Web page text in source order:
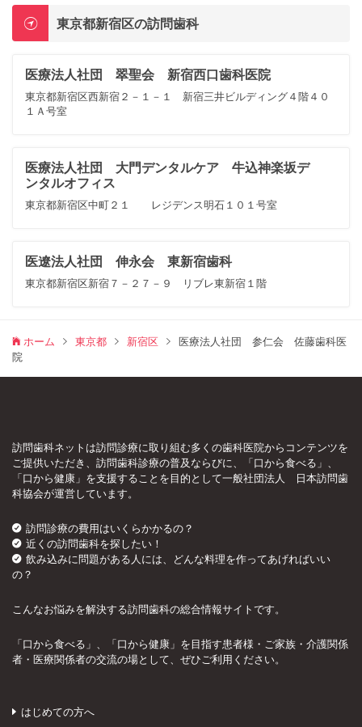
東京都新宿区の訪問歯科
医療法人社団 翠聖会 新宿西口歯科医院
東京都新宿区西新宿２－１－１ 新宿三井ビルディング４階４０
１Ａ号室
医療法人社団 大門デンタルケア 牛込神楽坂デ
ンタルオフィス
東京都新宿区中町２１ レジデンス明石１０１号室
医遼法人社団 伸永会 東新宿歯科
東京都新宿区新宿７－２７－９ リブレ東新宿１階
ホーム 東京都 新宿区
医療法人社団 参仁会 佐藤歯科医
院
訪問歯科ネットは訪問診療に取り組む多くの歯科医院からコンテンツを
ご提供いただき、訪問歯科診療の普及ならびに、「口から食べる」、
「口から健康」を支援することを目的として一般社団法人 日本訪問歯
科協会が運営しています。
訪問診療の費用はいくらかかるの？
近くの訪問歯科を探したい！
飲み込みに問題がある人には、どんな料理を作ってあげればいい
の？
こんなお悩みを解決する訪問歯科の総合情報サイトです。
「口から食べる」、「口から健康」を目指す患者様・ご家族・介護関係
者・医療関係者の交流の場として、ぜひご利用ください。
はじめての方へ